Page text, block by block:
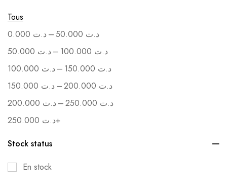
Tous
د.ت – د.ت
د.ت – د.ت
د.ت – د.ت
د.ت – د.ت
د.ت – د.ت
د.ت+
Stock status
En stock